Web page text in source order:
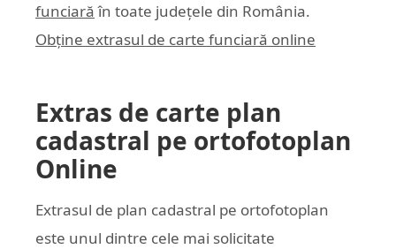
funciară în toate județele din România.
Obține extrasul de carte funciară online
Extras de carte plan
cadastral pe ortofotoplan
Online
Extrasul de plan cadastral pe ortofotoplan
este unul dintre cele mai solicitate